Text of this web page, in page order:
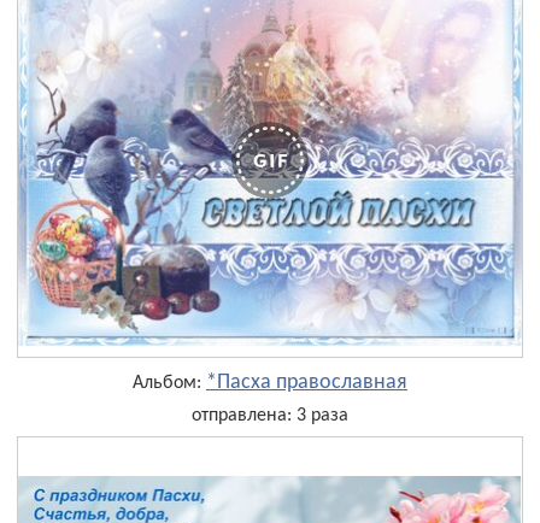
Альбом: *Пасха православная
отправлена: 3 раза